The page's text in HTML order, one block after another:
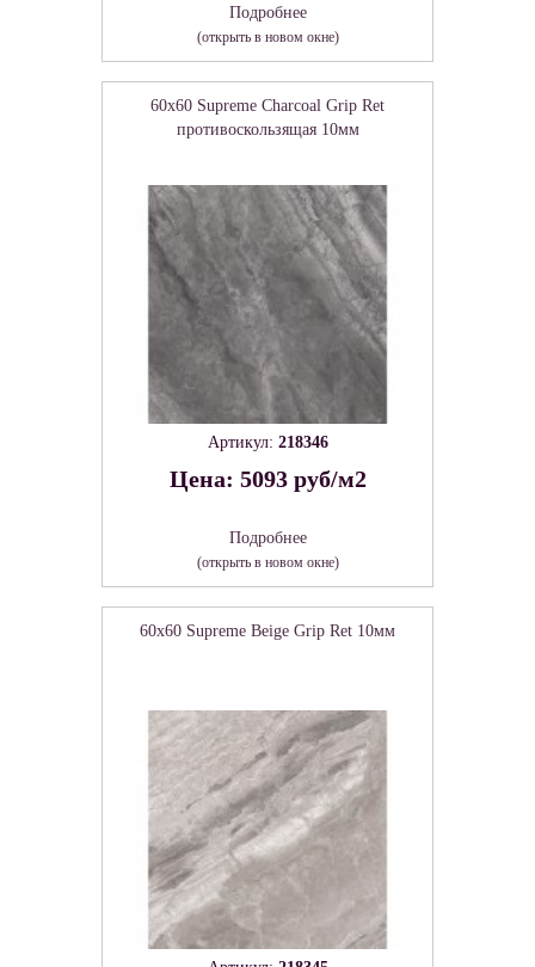
Подробнее
(открыть в новом окне)
60x60 Supreme Charcoal Grip Ret
противоскользящая 10мм
Артикул: 218346
Цена: 5093 руб/м2
Подробнее
(открыть в новом окне)
60x60 Supreme Beige Grip Ret 10мм